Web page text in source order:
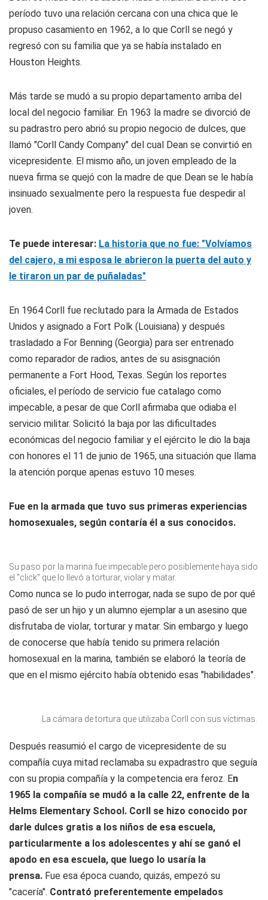
período tuvo una relación cercana con una chica que le
propuso casamiento en 1962, a lo que Corll se negó y
regresó con su familia que ya se había instalado en
Houston Heights.
Más tarde se mudó a su propio departamento arriba del
local del negocio familiar. En 1963 la madre se divorció de
su padrastro pero abrió su propio negocio de dulces, que
llamó "Corll Candy Company" del cual Dean se convirtió en
vicepresidente. El mismo año, un joven empleado de la
nueva firma se quejó con la madre de que Dean se le había
insinuado sexualmente pero la respuesta fue despedir al
joven.
Te puede interesar: La historia que no fue: "Volvíamos
del cajero, a mi esposa le abrieron la puerta del auto y
le tiraron un par de puñaladas"
En 1964 Corll fue reclutado para la Armada de Estados
Unidos y asignado a Fort Polk (Louisiana) y después
trasladado a For Benning (Georgia) para ser entrenado
como reparador de radios, antes de su asisgnación
permanente a Fort Hood, Texas. Según los reportes
oficiales, el período de servicio fue catalago como
impecable, a pesar de que Corll afirmaba que odiaba el
servicio militar. Solicitó la baja por las dificultades
económicas del negocio familiar y el ejército le dio la baja
con honores el 11 de junio de 1965, una situación que llama
la atención porque apenas estuvo 10 meses.
Fue en la armada que tuvo sus primeras experiencias
homosexuales, según contaría él a sus conocidos.
Su paso por la marina fue impecable pero posiblemente haya sido
el "click" que lo llevó a torturar, violar y matar.
Como nunca se lo pudo interrogar, nada se supo de por qué
pasó de ser un hijo y un alumno ejemplar a un asesino que
disfrutaba de violar, torturar y matar. Sin embargo y luego
de conocerse que había tenido su primera relación
homosexual en la marina, también se elaboró la teoría de
que en el mismo ejército había obtenido esas "habilidades".
La cámara de tortura que utilizaba Corll con sus víctimas.
Después reasumió el cargo de vicepresidente de su
compañía cuya mitad reclamaba su expadrastro que seguía
con su propia compañía y la competencia era feroz. En
1965 la compañía se mudó a la calle 22, enfrente de la
Helms Elementary School. Corll se hizo conocido por
darle dulces gratis a los niños de esa escuela,
particularmente a los adolescentes y ahí se ganó el
apodo en esa escuela, que luego lo usaría la
prensa. Fue esa época cuando, quizás, empezó su
"cacería". Contrató preferentemente empelados